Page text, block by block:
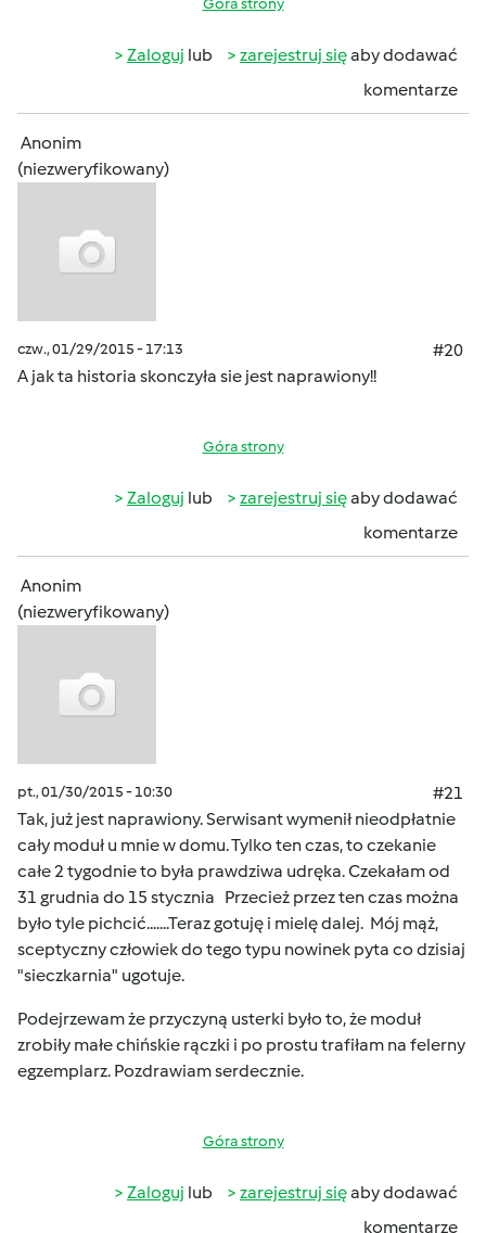
Góra strony
Zaloguj lub zarejestruj sięaby dodawać
komentarze
Anonim
(niezweryfikowany)
czw., 01/29/2015 - 17:13
#20
A jak ta historia skonczyła sie jest naprawiony!!
Góra strony
Zaloguj lub zarejestruj sięaby dodawać
komentarze
Anonim
(niezweryfikowany)
pt., 01/30/2015 - 10:30
#21
Tak, już jest naprawiony. Serwisant wymenił nieodpłatnie
cały moduł u mnie w domu. Tylko ten czas, to czekanie
całe 2 tygodnie to była prawdziwa udręka. Czekałam od
31 grudnia do 15 stycznia Przecież przez ten czas można
było tyle pichcić.......Teraz gotuję i mielę dalej. Mój mąż,
sceptyczny człowiek do tego typu nowinek pyta co dzisiaj
"sieczkarnia" ugotuje.
Podejrzewam że przyczyną usterki było to, że moduł
zrobiły małe chińskie rączki i po prostu trafiłam na felerny
egzemplarz. Pozdrawiam serdecznie.
Góra strony
Zaloguj lub zarejestruj sięaby dodawać
komentarze